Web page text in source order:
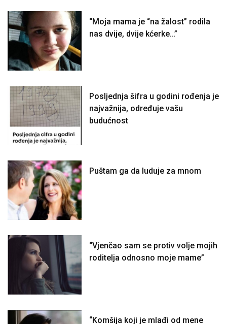
“Moja mama je “na žalost” rodila
nas dvije, dvije kćerke…”
Posljednja šifra u godini rođenja je
najvažnija, određuje vašu
budućnost
Puštam ga da luduje za mnom
“Vjenčao sam se protiv volje mojih
roditelja odnosno moje mame”
“Komšija koji je mlađi od mene